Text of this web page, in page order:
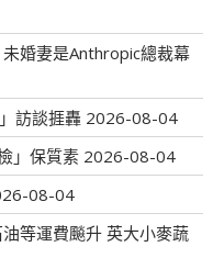
婚妻是Anthropic總裁幕
訪談捱轟 2026-08-04
」保質素 2026-08-04
08-04
等運費飈升 英大小麥蔬